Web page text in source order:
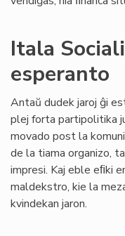
Itala
esperanto
Antaŭ dudek jaroj ĝi
plej forta partipolitika
movado post la
de la tiama organizo,
impresi. Kaj eble eﬁki
maldekstro, kie la
kvindekan jaron.